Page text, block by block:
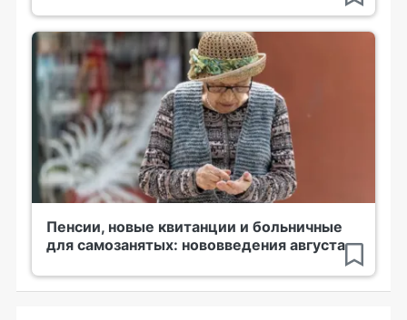
Пенсии, новые квитанции и больничные
для самозанятых: нововведения августа